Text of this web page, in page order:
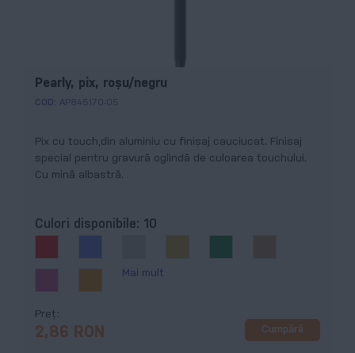
Pearly, pix, roșu/negru
COD: AP845170-05
Pix cu touch,din aluminiu cu finisaj cauciucat. Finisaj
special pentru gravură oglindă de culoarea touchului.
Cu mină albastră.
Culori disponibile: 10
Mai mult
Preț
2,86 RON Cumpără